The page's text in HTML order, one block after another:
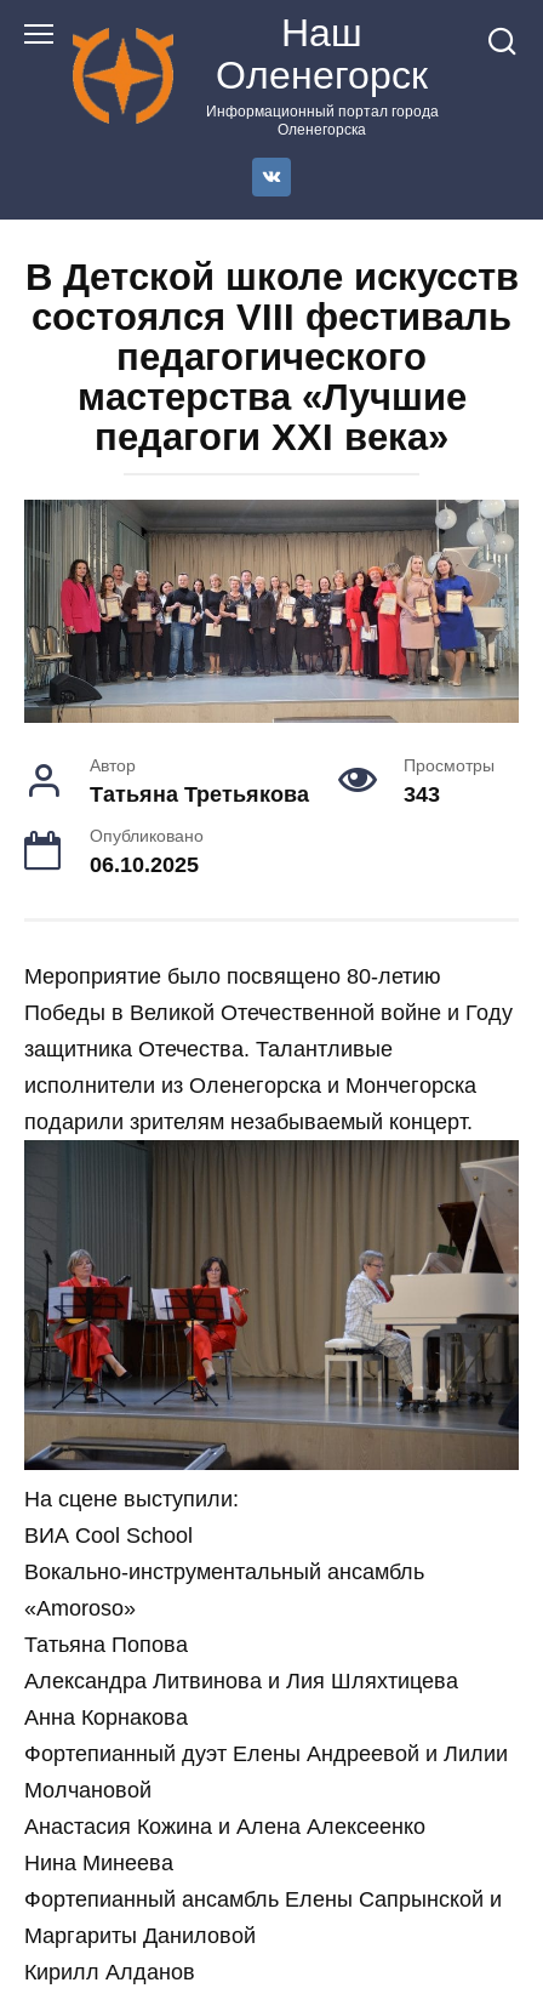
контенту
Наш
Оленегорск
Информационный портал города
Оленегорска
В Детской школе искусств
состоялся VIII фестиваль
педагогического
мастерства «Лучшие
педагоги XXI века»
Автор
Татьяна Третьякова
Просмотры
343
Опубликовано
06.10.2025
Мероприятие было посвящено 80-летию
Победы в Великой Отечественной войне и Году
защитника Отечества. Талантливые
исполнители из Оленегорска и Мончегорска
подарили зрителям незабываемый концерт.
На сцене выступили:
ВИА Cool School
Вокально-инструментальный ансамбль
«Amoroso»
Татьяна Попова
Александра Литвинова и Лия Шляхтицева
Анна Корнакова
Фортепианный дуэт Елены Андреевой и Лилии
Молчановой
Анастасия Кожина и Алена Алексеенко
Нина Минеева
Фортепианный ансамбль Елены Сапрынской и
Маргариты Даниловой
Кирилл Алданов